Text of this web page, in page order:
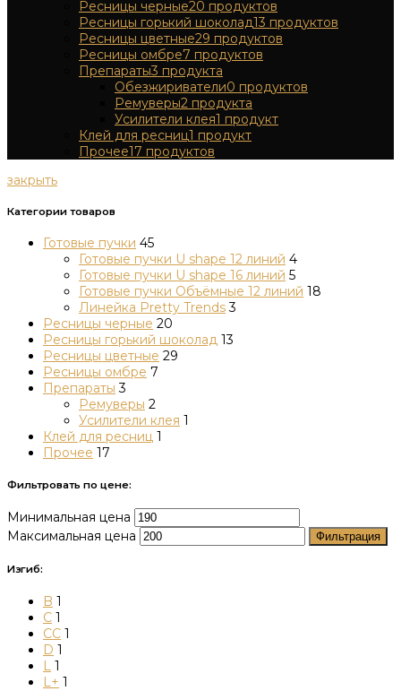
Ресницы черные20 продуктов
Ресницы горький шоколад13 продуктов
Ресницы цветные29 продуктов
Ресницы омбре7 продуктов
Препараты3 продукта
Обезжириватели0 продуктов
Ремуверы2 продукта
Усилители клея1 продукт
Клей для ресниц1 продукт
Прочее17 продуктов
закрыть
Категории товаров
Готовые пучки 45
Готовые пучки U shape 12 линий 4
Готовые пучки U shape 16 линий 5
Готовые пучки Объёмные 12 линий 18
Линейка Pretty Trends 3
Ресницы черные 20
Ресницы горький шоколад 13
Ресницы цветные 29
Ресницы омбре 7
Препараты 3
Ремуверы 2
Усилители клея 1
Клей для ресниц 1
Прочее 17
Фильтровать по цене:
Минимальная цена
Максимальная цена
Фильтрация
Изгиб:
B 1
C 1
CC 1
D 1
L 1
L+ 1